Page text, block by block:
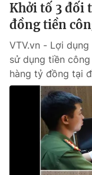
Liên hệ tòa soạn
THỜI BÁO VTV
Theo dõi báo trên
Cơ quan chủ quản:
Cơ quan báo chí:
Khởi tố 3 đối
đồng tiền
VTV.vn - Lợi
sử dụng tiền
hàng tỷ đồng tại